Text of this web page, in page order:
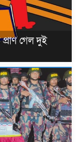
গেল দুই